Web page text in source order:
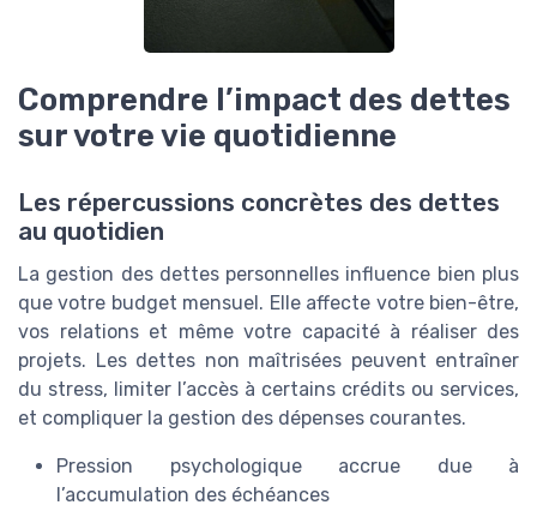
Comprendre l’impact des dettes
sur votre vie quotidienne
Les répercussions concrètes des dettes
au quotidien
La gestion des dettes personnelles influence bien plus
que votre budget mensuel. Elle affecte votre bien-être,
vos relations et même votre capacité à réaliser des
projets. Les dettes non maîtrisées peuvent entraîner
du stress, limiter l’accès à certains crédits ou services,
et compliquer la gestion des dépenses courantes.
Pression psychologique accrue due à
l’accumulation des échéances